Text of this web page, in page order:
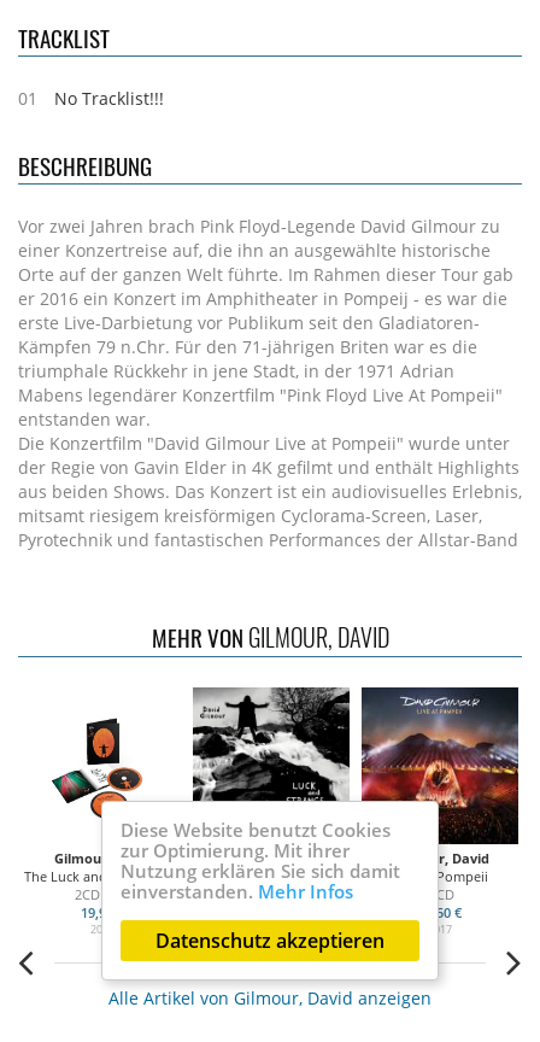
TRACKLIST
01 No Tracklist!!!
BESCHREIBUNG
Vor zwei Jahren brach Pink Floyd-Legende David Gilmour zu
einer Konzertreise auf, die ihn an ausgewählte historische
Orte auf der ganzen Welt führte. Im Rahmen dieser Tour gab
er 2016 ein Konzert im Amphitheater in Pompeij - es war die
erste Live-Darbietung vor Publikum seit den Gladiatoren-
Kämpfen 79 n.Chr. Für den 71-jährigen Briten war es die
triumphale Rückkehr in jene Stadt, in der 1971 Adrian
Mabens legendärer Konzertfilm "Pink Floyd Live At Pompeii"
entstanden war.
Die Konzertfilm "David Gilmour Live at Pompeii" wurde unter
der Regie von Gavin Elder in 4K gefilmt und enthält Highlights
aus beiden Shows. Das Konzert ist ein audiovisuelles Erlebnis,
mitsamt riesigem kreisförmigen Cyclorama-Screen, Laser,
Pyrotechnik und fantastischen Performances der Allstar-Band
MEHR VON GILMOUR, DAVID
Gilmour, David
The Luck and Strange Concerts
2CD DIGI
19,99 €
2025
Gilmour, David
Luck and Strange
CD digi
Gilmour, David
Live at Pompeii
2 CD
18,50 €
2017
Alle Artikel von Gilmour, David anzeigen
Diese Website benutzt Cookies
zur Optimierung. Mit ihrer
Nutzung erklären Sie sich damit
einverstanden. Mehr Infos
Datenschutz akzeptieren